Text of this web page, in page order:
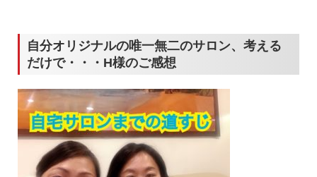
自分オリジナルの唯一無二のサロン、考える
だけで・・・H様のご感想